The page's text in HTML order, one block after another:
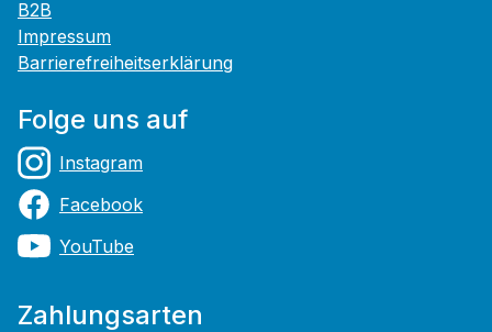
B2B
Impressum
Barrierefreiheitserklärung
Folge uns auf
Instagram
Facebook
YouTube
Zahlungsarten